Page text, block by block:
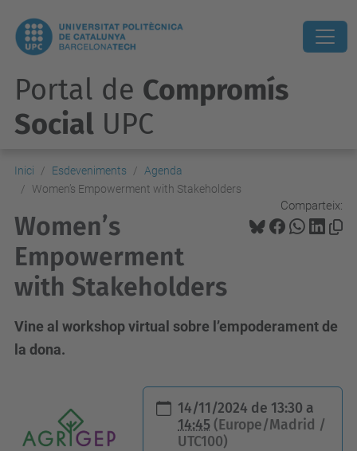
Portal de Compromís
Social UPC
Inici Esdeveniments
Agenda
Women’s Empowerment with Stakeholders
Comparteix:
Women’s
Empowerment
with Stakeholders
Vine al workshop virtual sobre l’empoderament de
la dona.
14/11/2024 de 13:30 a
14:45 (Europe/Madrid /
UTC100)